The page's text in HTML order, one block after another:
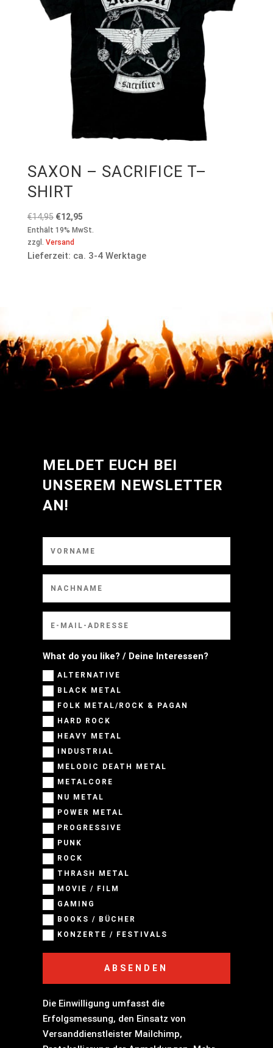
SAXON – SACRIFICE T–
SHIRT
€14,95 Ursprünglicher
Preis
war:
€14,95
€12,95Aktueller
Preis
€12,95.
Enthält 19% MwSt.
zzgl. Versand
Lieferzeit: ca. 3-4 Werktage
MELDET EUCH BEI
UNSEREM NEWSLETTER
AN!
What do you like? / Deine Interessen?
ALTERNATIVE
BLACK METAL
FOLK METAL/ROCK & PAGAN
HARD ROCK
HEAVY METAL
INDUSTRIAL
MELODIC DEATH METAL
METALCORE
NU METAL
POWER METAL
PROGRESSIVE
PUNK
ROCK
THRASH METAL
MOVIE / FILM
GAMING
BOOKS / BÜCHER
KONZERTE / FESTIVALS
ABSENDEN
Die Einwilligung umfasst die
Erfolgsmessung, den Einsatz von
Versanddienstleister Mailchimp,